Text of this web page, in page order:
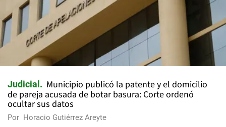
Judicial
Municipio publicó la patente y el domicilio
de pareja acusada de botar basura: Corte ordenó
ocultar sus datos
Por Horacio Gutiérrez Areyte